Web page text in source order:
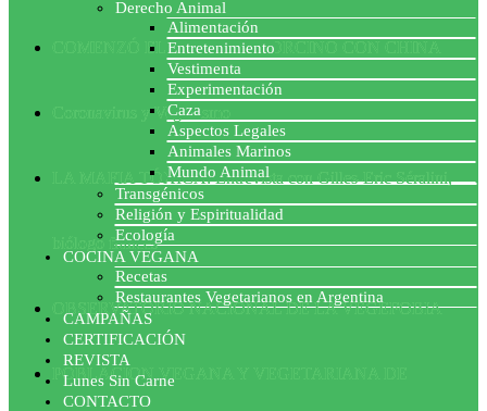
COMENZÓ EL ACUERDO PORCINO CON CHINA
Coronavirus y Veganismo
LA MAFIA TÓXICA: Entrevista con Gilles-Eric Séralini,
biólogo francés
OBSERVATORIO NACIONAL DE LA VEGEFOBIA
POBLACION VEGANA Y VEGETARIANA DE
Derecho Animal
Alimentación
Entretenimiento
Vestimenta
Experimentación
Caza
Aspectos Legales
Animales Marinos
Mundo Animal
Transgénicos
Religión y Espiritualidad
Ecología
COCINA VEGANA
Recetas
Restaurantes Vegetarianos en Argentina
CAMPAÑAS
CERTIFICACIÓN
REVISTA
Lunes Sin Carne
CONTACTO